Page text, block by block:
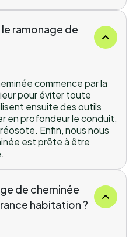
ramonage de
commence par la
pour éviter toute
ensuite des outils
en profondeur le conduit,
Enfin, nous nous
est prête à être
de cheminée
habitation ?